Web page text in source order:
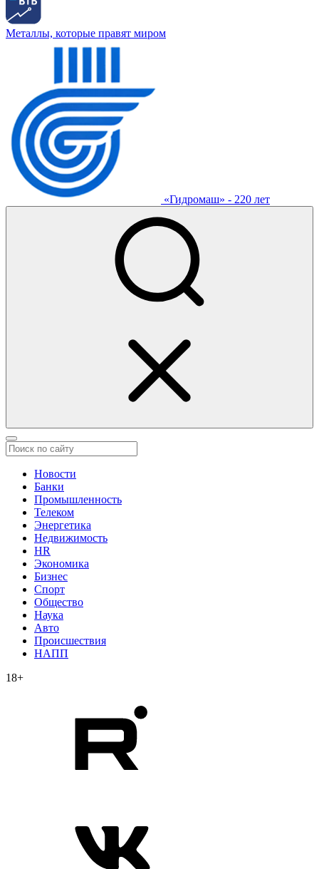
Металлы, которые правят миром
«Гидромаш» - 220 лет
Новости
Банки
Промышленность
Телеком
Энергетика
Недвижимость
HR
Экономика
Бизнес
Спорт
Общество
Наука
Авто
Происшествия
НАПП
18+